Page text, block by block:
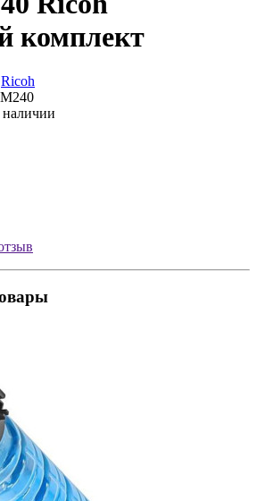
комплект
Ricoh